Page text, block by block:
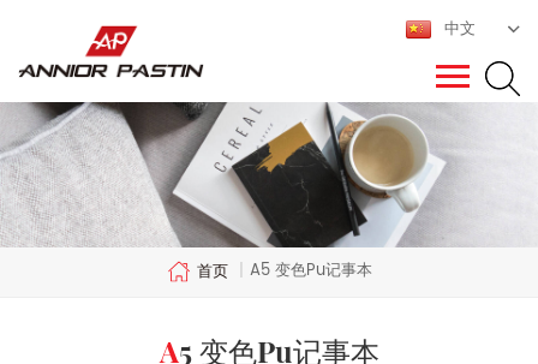
中文
首页 | A5 变色pu记事本
A5 变色pu记事本